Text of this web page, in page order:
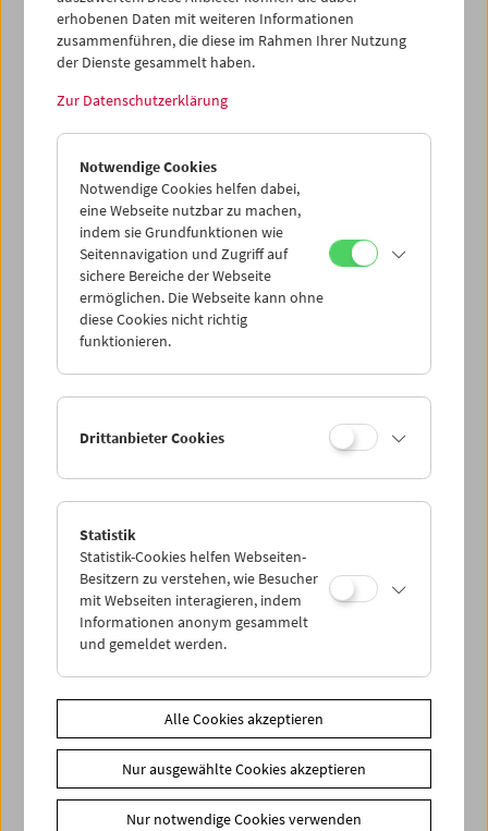
Kino für die Kleinsten:
Tag und Nacht
50 Jahre Frauen und Film
Heftpräsentation und Filmprogramm
erhobenen Daten mit weiteren Informationen
zusammenführen, die diese im Rahmen Ihrer Nutzung
der Dienste gesammelt haben.
Zur Datenschutzerklärung
Notwendige Cookies
Notwendige Cookies helfen dabei,
eine Webseite nutzbar zu machen,
indem sie Grundfunktionen wie
Seitennavigation und Zugriff auf
sichere Bereiche der Webseite
ermöglichen. Die Webseite kann ohne
diese Cookies nicht richtig
funktionieren.
Drittanbieter Cookies
Statistik
Statistik-Cookies helfen Webseiten-
Besitzern zu verstehen, wie Besucher
mit Webseiten interagieren, indem
Informationen anonym gesammelt
und gemeldet werden.
Alle Cookies akzeptieren
Nur ausgewählte Cookies akzeptieren
Nur notwendige Cookies verwenden